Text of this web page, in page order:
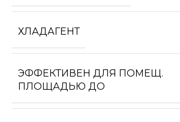
ХЛАДАГЕНТ
ЭФФЕКТИВЕН ДЛЯ ПОМЕЩ.
ПЛОЩАДЬЮ ДО